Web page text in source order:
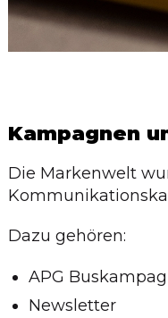
Kampagnen
Die Markenwelt
Dazu gehören:
APG
Newsletter